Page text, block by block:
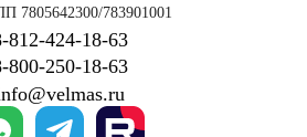
7805642300/783901001